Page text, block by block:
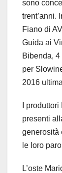
sono
trent’anni.
Fiano di
Guida ai
Bibenda,
per
2016
I
presenti
generosità
le loro
L’oste